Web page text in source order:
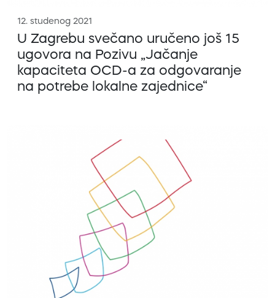
12. studenog 2021
U Zagrebu svečano uručeno još 15
ugovora na Pozivu „Jačanje
kapaciteta OCD-a za odgovaranje
na potrebe lokalne zajednice“